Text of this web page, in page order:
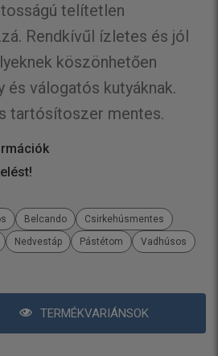
TERMÉKVARIÁNSOK
telítetlen
Rendkívűl ízletes és jól
köszönhetően
és válogatós kutyáknak.
tartósítoszer mentes.
Belcando
Csirkehúsmentes
Nedvestáp Pástétom Vadhúsos